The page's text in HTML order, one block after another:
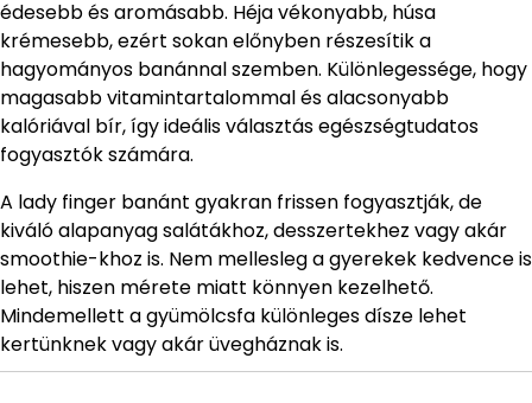
édesebb és aromásabb. Héja vékonyabb, húsa
krémesebb, ezért sokan előnyben részesítik a
hagyományos banánnal szemben. Különlegessége, hogy
magasabb vitamintartalommal és alacsonyabb
kalóriával bír, így ideális választás egészségtudatos
fogyasztók számára.
A lady finger banánt gyakran frissen fogyasztják, de
kiváló alapanyag salátákhoz, desszertekhez vagy akár
smoothie-khoz is. Nem mellesleg a gyerekek kedvence is
lehet, hiszen mérete miatt könnyen kezelhető.
Mindemellett a gyümölcsfa különleges dísze lehet
kertünknek vagy akár üvegháznak is.